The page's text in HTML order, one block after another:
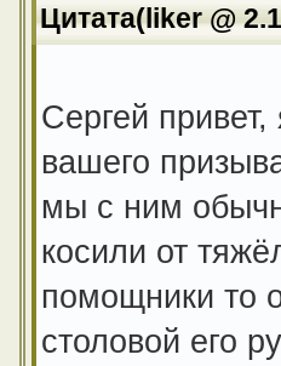
Цитата(liker @
Сергей
вашего
мы с ним
косили от
помощники то
столовой его